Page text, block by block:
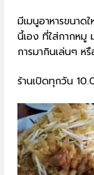
มีเมนูอาหารขนา
นี้เอง ที่ใส่กากหมู
การมากินเล่นๆ ห
ร้านเปิดทุกวัน